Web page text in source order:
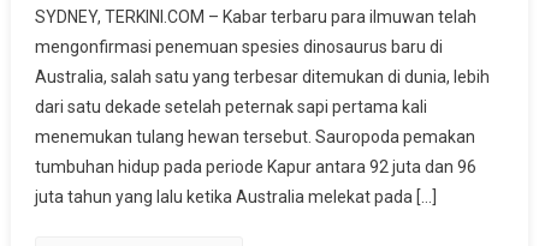
Terkini
:
Spesies
Dinosaurus
Terbaru
Ditemukan
Di
SYDNEY, TERKINI.COM – Kabar terbaru para ilmuwan telah
mengonfirmasi penemuan spesies dinosaurus baru di
Australia, salah satu yang terbesar ditemukan di dunia, lebih
dari satu dekade setelah peternak sapi pertama kali
menemukan tulang hewan tersebut. Sauropoda pemakan
tumbuhan hidup pada periode Kapur antara 92 juta dan 96
juta tahun yang lalu ketika Australia melekat pada […]